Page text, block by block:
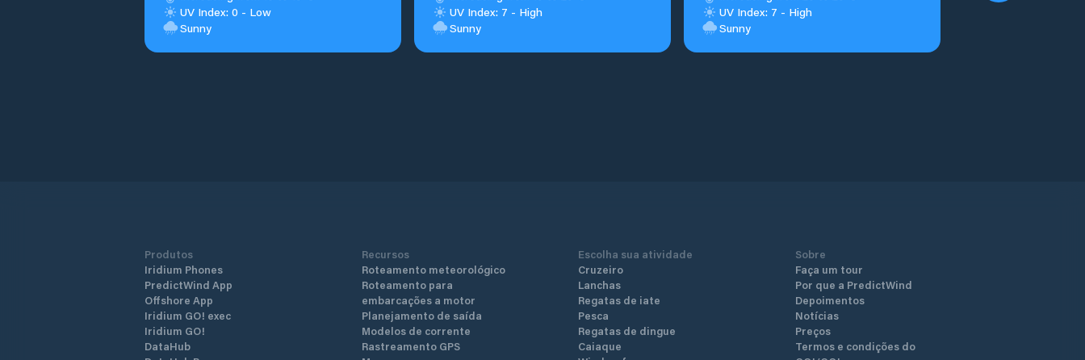
UV Index: 0 - Low
Sunny
UV Index: 7 - High
Sunny
UV Index: 7 - High
Sunny
Produtos
Iridium Phones
PredictWind App
Offshore App
Iridium GO! exec
Iridium GO!
DataHub
Recursos
Roteamento meteorológico
Roteamento para
embarcações a motor
Planejamento de saída
Modelos de corrente
Rastreamento GPS
Escolha sua atividade
Cruzeiro
Lanchas
Regatas de iate
Pesca
Regatas de dingue
Caiaque
Sobre
Faça um tour
Por que a PredictWind
Depoimentos
Notícias
Preços
Termos e condições do